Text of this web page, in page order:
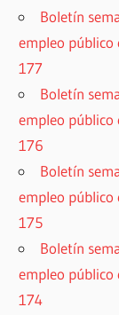
Boletín
empleo
177
Boletín
empleo
176
Boletín
empleo
175
Boletín
empleo
174